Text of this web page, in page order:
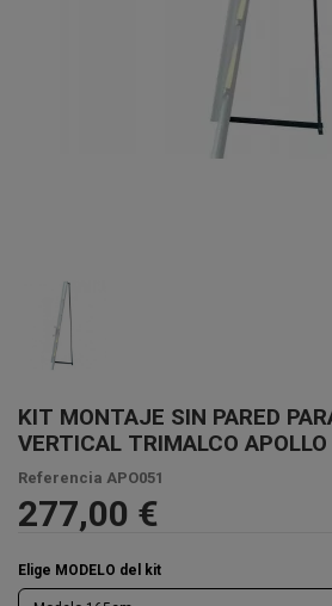
KIT MONTAJE SIN PARED
VERTICAL TRIMALCO
Referencia APO051
277,00 €
Elige MODELO del kit